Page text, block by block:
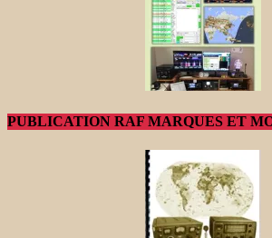
PUBLICATION RAF MARQUES ET